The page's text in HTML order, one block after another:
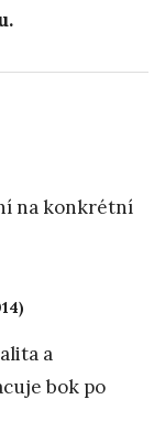
na konkrétní
a
bok po